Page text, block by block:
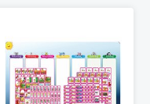
kolomkleuren!